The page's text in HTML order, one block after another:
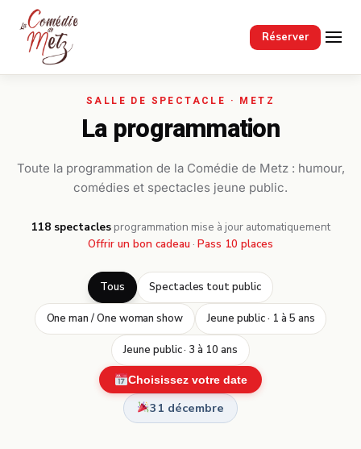
Réserver
Passer au contenu principal
La programmation
Toute la programmation de la Comédie de Metz : humour,
comédies et spectacles jeune public.
118 spectacles· programmation mise à jour automatiquement
Offrir un bon cadeau · Pass 10 places
Tous Spectacles tout public
One man / One woman show Jeune public · 1 à 5 ans
Jeune public · 3 à 10 ans
Choisissez votre date
31 décembre